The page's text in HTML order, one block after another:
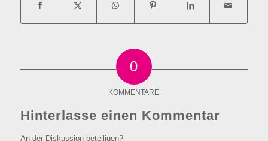
0
KOMMENTARE
Hinterlasse einen Kommentar
An der Diskussion beteiligen?